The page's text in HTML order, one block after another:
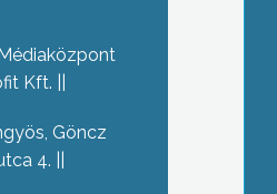
Kft.
Göncz
4.